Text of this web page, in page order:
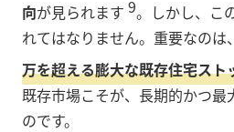
向が見られます 9。しかし、こ
れてはなりません。重要なのは、
万を超える膨大な既存住宅スト
既存市場こそが、長期的かつ最
のです。